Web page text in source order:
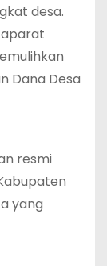
desa.
Dana Desa
resmi
yang